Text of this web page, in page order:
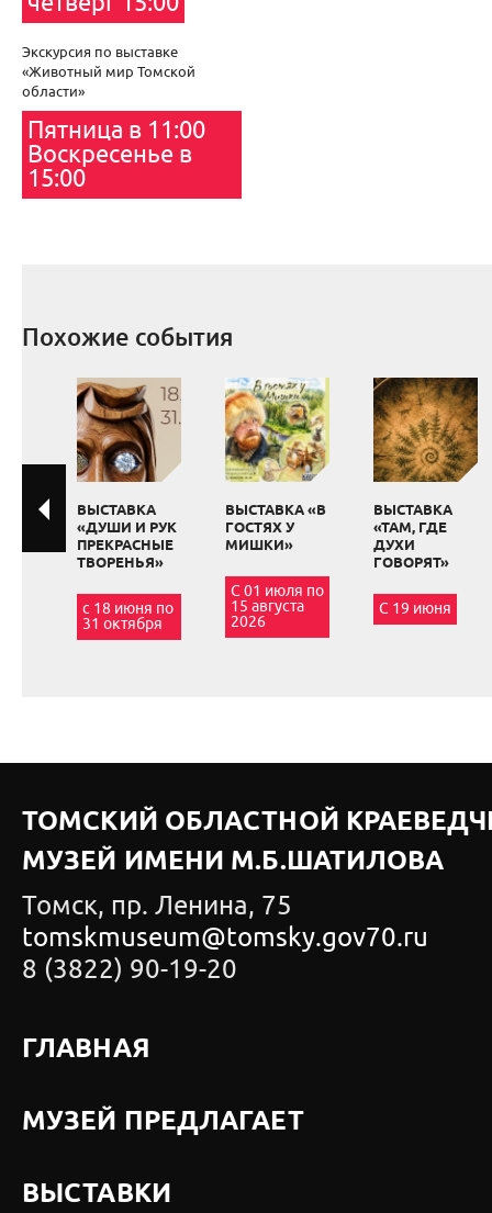
Экскурсия по выставке
«Животный мир Томской
области»
Пятница в 11:00
Воскресенье в
15:00
Похожие события
ВЫСТАВКА
«ДУШИ И РУК
ПРЕКРАСНЫЕ
ТВОРЕНЬЯ»
с 18 июня по
31 октября
ВЫСТАВКА «В
ГОСТЯХ У
МИШКИ»
С 01 июля по
15 августа
2026
ВЫСТАВКА
«ТАМ, ГДЕ
ДУХИ
ГОВОРЯТ»
С 19 июня
ТОМСКИЙ ОБЛАСТНОЙ
МУЗЕЙ ИМЕНИ М.Б.ШАТИЛОВА
Томск, пр. Ленина, 75
tomskmuseum@tomsky.gov70.ru
8 (3822) 90-19-20
ГЛАВНАЯ
МУЗЕЙ ПРЕДЛАГАЕТ
ВЫСТАВКИ